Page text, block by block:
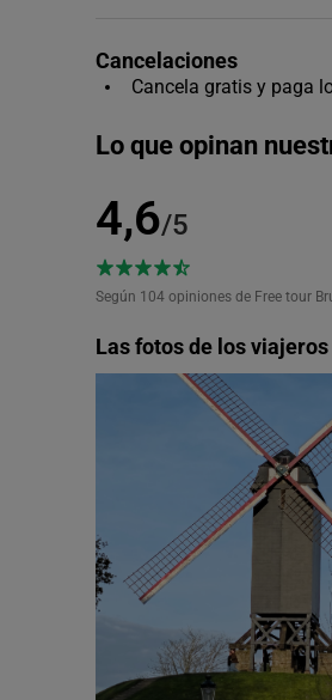
Cancelaciones
Cancela gratis y paga
Lo que opinan
4,6/5
Según 104 opiniones de Free tour
Las fotos de los viajeros